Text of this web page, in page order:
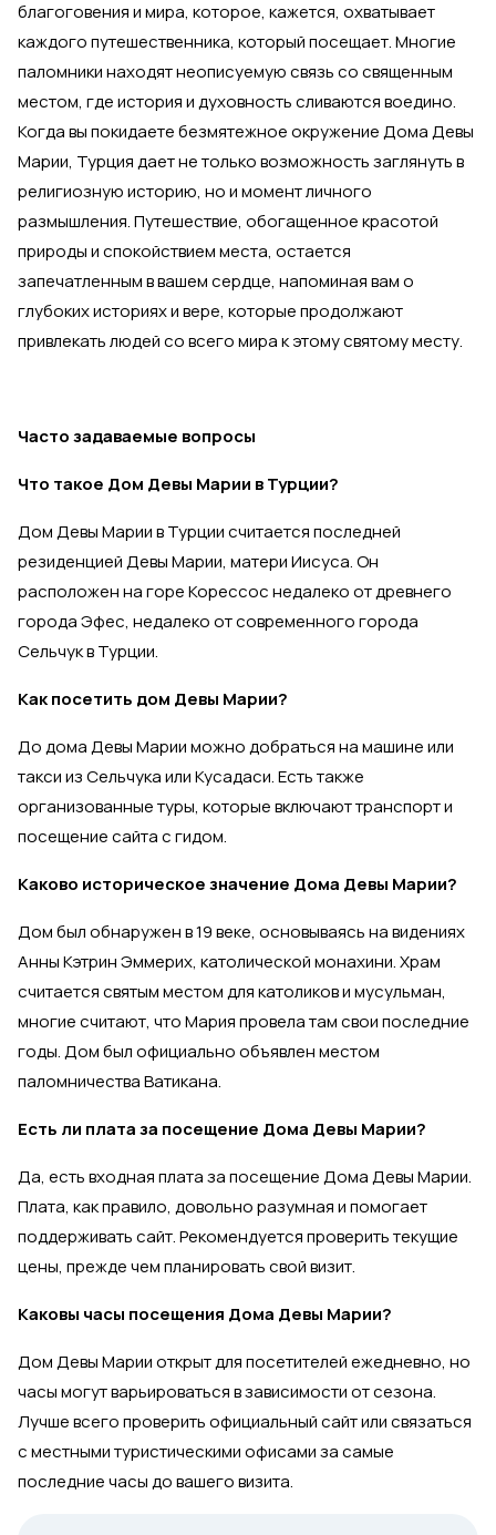
благоговения и мира, которое, кажется, охватывает
каждого путешественника, который посещает. Многие
паломники находят неописуемую связь со священным
местом, где история и духовность сливаются воедино.
Когда вы покидаете безмятежное окружение Дома Девы
Марии, Турция дает не только возможность заглянуть в
религиозную историю, но и момент личного
размышления. Путешествие, обогащенное красотой
природы и спокойствием места, остается
запечатленным в вашем сердце, напоминая вам о
глубоких историях и вере, которые продолжают
привлекать людей со всего мира к этому святому месту.
Часто задаваемые вопросы
Что такое Дом Девы Марии в Турции?
Дом Девы Марии в Турции считается последней
резиденцией Девы Марии, матери Иисуса. Он
расположен на горе Корессос недалеко от древнего
города Эфес, недалеко от современного города
Сельчук в Турции.
Как посетить дом Девы Марии?
До дома Девы Марии можно добраться на машине или
такси из Сельчука или Кусадаси. Есть также
организованные туры, которые включают транспорт и
посещение сайта с гидом.
Каково историческое значение Дома Девы Марии?
Дом был обнаружен в 19 веке, основываясь на видениях
Анны Кэтрин Эммерих, католической монахини. Храм
считается святым местом для католиков и мусульман,
многие считают, что Мария провела там свои последние
годы. Дом был официально объявлен местом
паломничества Ватикана.
Есть ли плата за посещение Дома Девы Марии?
Да, есть входная плата за посещение Дома Девы Марии.
Плата, как правило, довольно разумная и помогает
поддерживать сайт. Рекомендуется проверить текущие
цены, прежде чем планировать свой визит.
Каковы часы посещения Дома Девы Марии?
Дом Девы Марии открыт для посетителей ежедневно, но
часы могут варьироваться в зависимости от сезона.
Лучше всего проверить официальный сайт или связаться
с местными туристическими офисами за самые
последние часы до вашего визита.